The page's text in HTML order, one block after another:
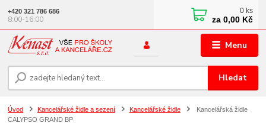
Menu
Hledat
+420 321 786 686
8:00-16:00
0 ks
za 0,00 Kč
Úvod Kancelářské židle a sezení Kancelářské židle
Kancelářská židle
CALYPSO GRAND BP